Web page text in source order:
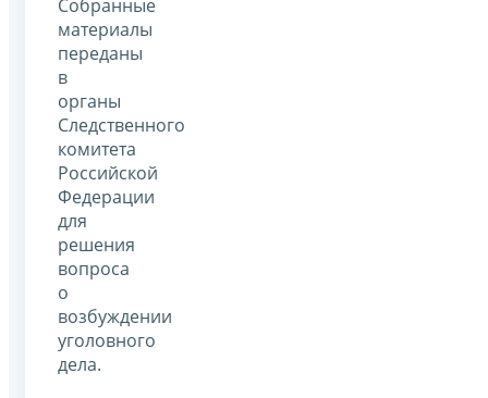
Собранные
материалы
переданы
в
органы
Следственного
комитета
Российской
Федерации
для
решения
вопроса
о
возбуждении
уголовного
дела.